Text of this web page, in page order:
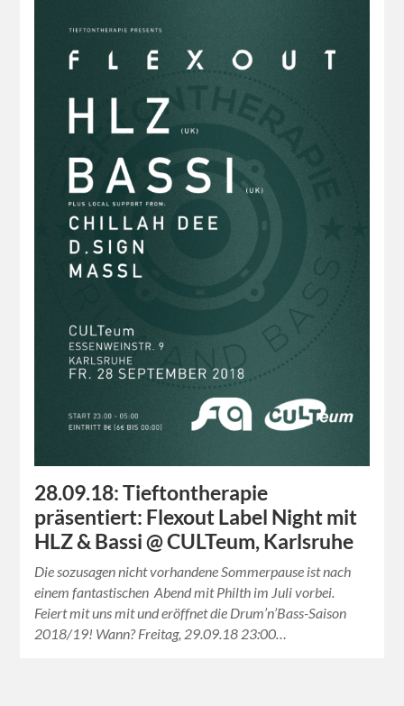
28.09.18: Tieftontherapie
präsentiert: Flexout Label Night mit
HLZ & Bassi @ CULTeum, Karlsruhe
Die sozusagen nicht vorhandene Sommerpause ist nach
einem fantastischen Abend mit Philth im Juli vorbei.
Feiert mit uns mit und eröffnet die Drum’n’Bass-Saison
2018/19! Wann? Freitag, 29.09.18 23:00…